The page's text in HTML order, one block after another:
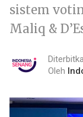
sistem
Maliq &
Oleh